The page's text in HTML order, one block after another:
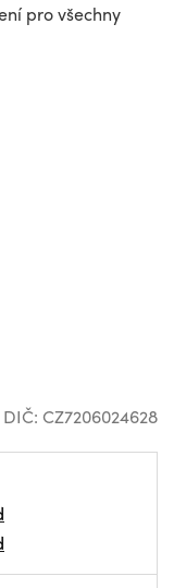
pro všechny
DIČ: CZ7206024628